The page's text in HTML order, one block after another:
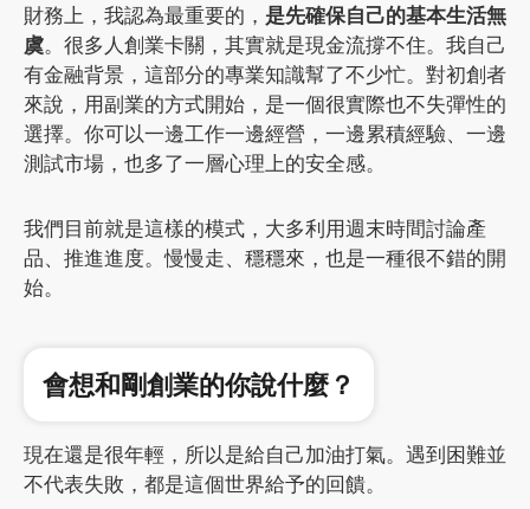
財務上，我認為最重要的， 是先確保自己的基本生活無
虞。很多人創業卡關，其實就是現金流撐不住。我自己
有金融背景，這部分的專業知識幫了不少忙。對初創者
來說，用副業的方式開始，是一個很實際也不失彈性的
選擇。你可以一邊工作一邊經營，一邊累積經驗、一邊
測試市場，也多了一層心理上的安全感。
我們目前就是這樣的模式，大多利用週末時間討論產
品、推進進度。慢慢走、穩穩來，也是一種很不錯的開
始。
會想和剛創業的你說什麼？
現在還是很年輕，所以是給自己加油打氣。遇到困難並
不代表失敗，都是這個世界給予的回饋。